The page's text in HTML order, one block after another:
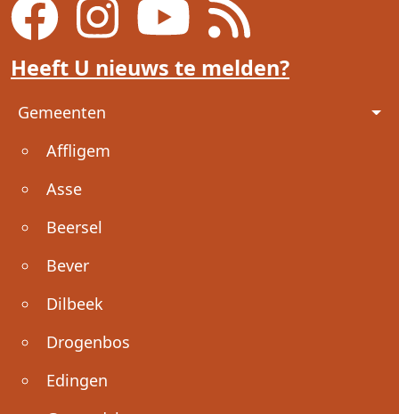
Heeft U nieuws te melden?
Voet
Gemeenten
Affligem
Asse
Beersel
Bever
Dilbeek
Drogenbos
Edingen